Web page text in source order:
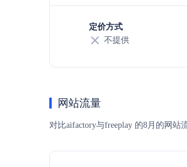
定价方式
不提供
网站流量
对比aifactory与freeplay 的8月的网